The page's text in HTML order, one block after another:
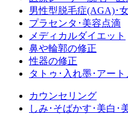
男性型脱毛症(AGA)･
プラセンタ･美容点滴
メディカルダイエット
鼻や輪郭の修正
性器の修正
タトゥ･入れ墨･アー
カウンセリング
しみ･そばかす･美白･